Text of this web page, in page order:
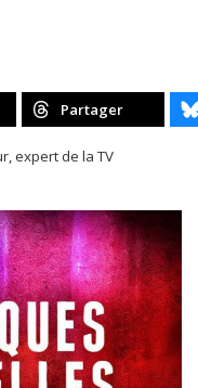
Partager
expert de la TV